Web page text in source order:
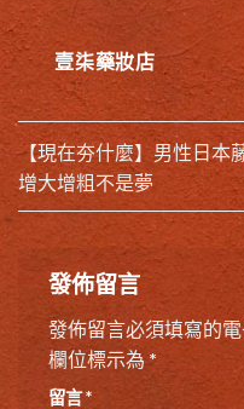
壹柒藥妝店
【現在夯什麼】男性日本
增大增粗不是夢
發佈留言
發佈留言必須填寫的
欄位標示為 *
留言*